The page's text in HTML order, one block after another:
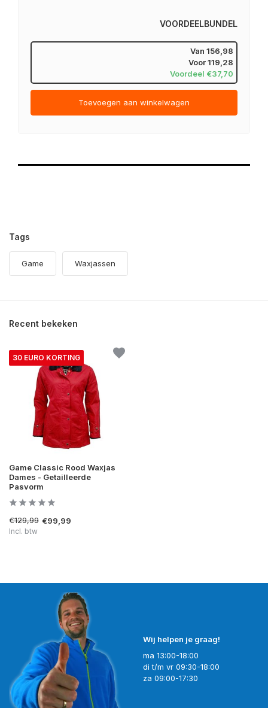
VOORDEELBUNDEL
Van 156,98
Voor119,28
Voordeel €37,70
Toevoegen aan winkelwagen
Tags
Game Waxjassen
Recent bekeken
30 EURO KORTING
Game Classic Rood Waxjas
Dames - Getailleerde
Pasvorm
€129,99 €99,99
Incl. btw
Wij helpen je graag!
ma 13:00-18:00
di t/m vr 09:30-18:00
za 09:00-17:30